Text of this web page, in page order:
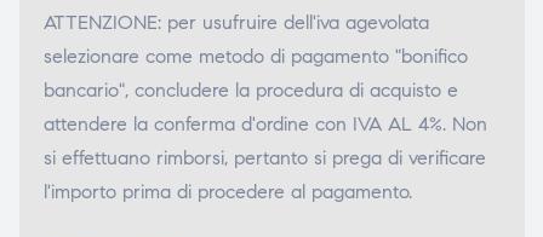
ATTENZIONE: per usufruire dell'iva agevolata
selezionare come metodo di pagamento "bonifico
bancario", concludere la procedura di acquisto e
attendere la conferma d'ordine con IVA AL 4%. Non
si effettuano rimborsi, pertanto si prega di verificare
l'importo prima di procedere al pagamento.